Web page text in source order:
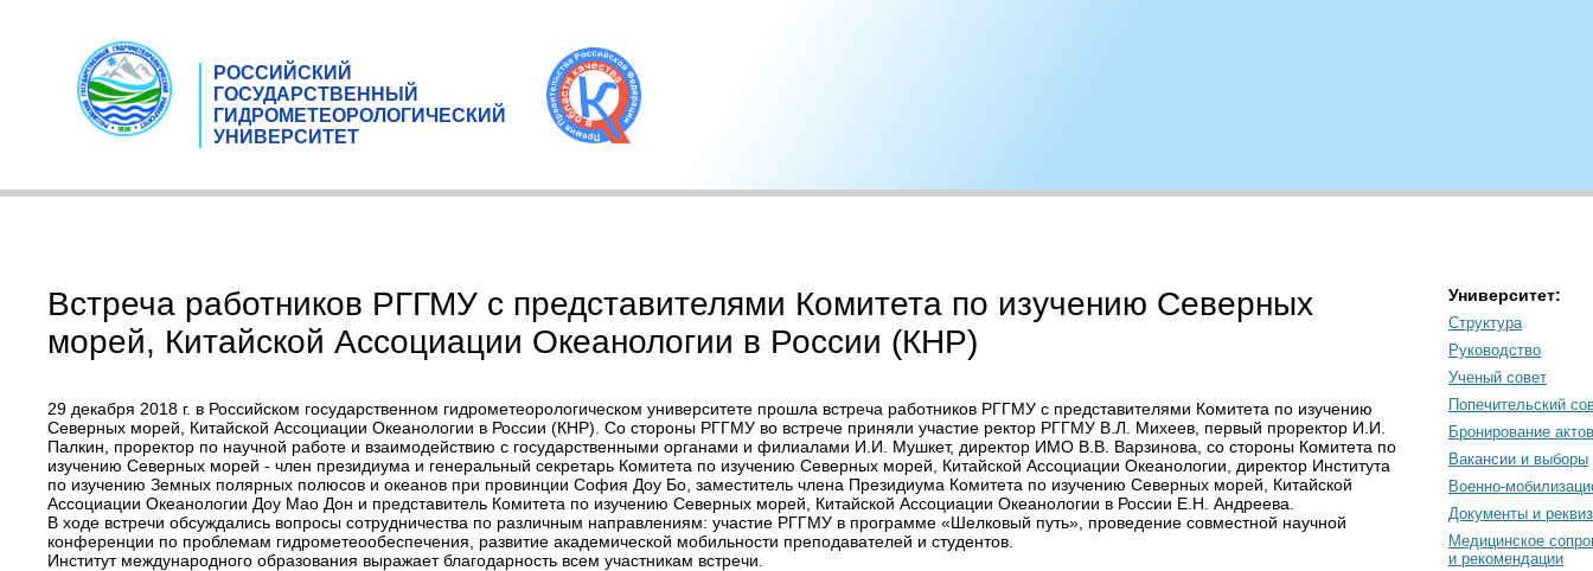
РОССИЙСКИЙ
ГОСУДАРСТВЕННЫЙ
ГИДРОМЕТЕОРОЛОГИЧЕСКИЙ
УНИВЕРСИТЕТ
Встреча работников РГГМУ c представителями Комитета по изучению Северных
морей, Китайской Ассоциации Океанологии в России (КНР)
29 декабря 2018 г. в Российском государственном гидрометеорологическом университете прошла встреча работников РГГМУ c представителями Комитета по изучению
Северных морей, Китайской Ассоциации Океанологии в России (КНР). Со стороны РГГМУ во встрече приняли участие ректор РГГМУ В.Л. Михеев, первый проректор И.И.
Палкин, проректор по научной работе и взаимодействию с государственными органами и филиалами И.И. Мушкет, директор ИМО В.В. Варзинова, со стороны Комитета по
изучению Северных морей - член президиума и генеральный секретарь Комитета по изучению Северных морей, Китайской Ассоциации Океанологии, директор Института
по изучению Земных полярных полюсов и океанов при провинции Cофия Доу Бо, заместитель члена Президиума Комитета по изучению Северных морей, Китайской
Ассоциации Океанологии Доу Мао Дон и представитель Комитета по изучению Северных морей, Китайской Ассоциации Океанологии в России Е.Н. Андреева.
В ходе встречи обсуждались вопросы сотрудничества по различным направлениям: участие РГГМУ в программе «Шелковый путь», проведение совместной научной
конференции по проблемам гидрометеообеспечения, развитие академической мобильности преподавателей и студентов.
Институт международного образования выражает благодарность всем участникам встречи.
Университет:
Структура
Руководство
Ученый совет
Попечительский
Бронирование
Вакансии и выборы
Военно-
Документы и
Медицинское
и рекомендации